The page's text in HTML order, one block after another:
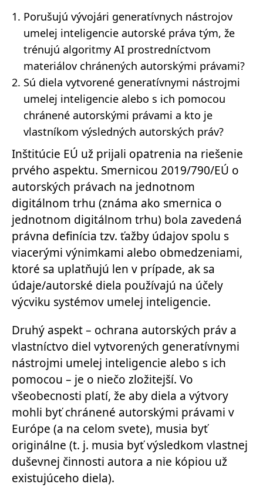
Porušujú vývojári generatívnych nástrojov
umelej inteligencie autorské práva tým, že
trénujú algoritmy AI prostredníctvom
materiálov chránených autorskými právami?
Sú diela vytvorené generatívnymi nástrojmi
umelej inteligencie alebo s ich pomocou
chránené autorskými právami a kto je
vlastníkom výsledných autorských práv?
Inštitúcie EÚ už prijali opatrenia na riešenie
prvého aspektu. Smernicou 2019/790/EÚ o
autorských právach na jednotnom
digitálnom trhu (známa ako smernica o
jednotnom digitálnom trhu) bola zavedená
právna definícia tzv. ťažby údajov spolu s
viacerými výnimkami alebo obmedzeniami,
ktoré sa uplatňujú len v prípade, ak sa
údaje/autorské diela používajú na účely
výcviku systémov umelej inteligencie.
Druhý aspekt – ochrana autorských práv a
vlastníctvo diel vytvorených generatívnymi
nástrojmi umelej inteligencie alebo s ich
pomocou – je o niečo zložitejší. Vo
všeobecnosti platí, že aby diela a výtvory
mohli byť chránené autorskými právami v
Európe (a na celom svete), musia byť
originálne (t. j. musia byť výsledkom vlastnej
duševnej činnosti autora a nie kópiou už
existujúceho diela).